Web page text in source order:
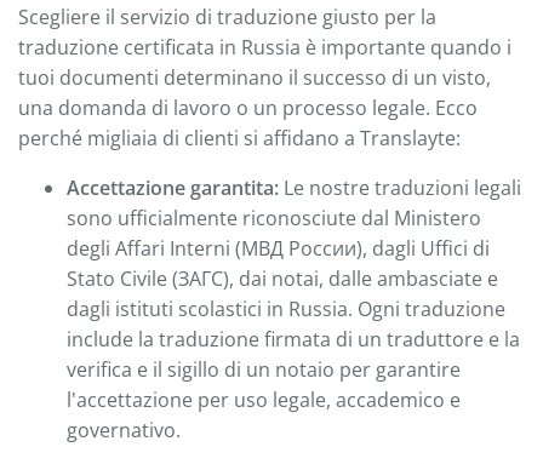
Scegliere il servizio di traduzione giusto per la
traduzione certificata in Russia è importante quando i
tuoi documenti determinano il successo di un visto,
una domanda di lavoro o un processo legale. Ecco
perché migliaia di clienti si affidano a Translayte:
Accettazione garantita: Le nostre traduzioni legali
sono ufficialmente riconosciute dal Ministero
degli Affari Interni (МВД России), dagli Uffici di
Stato Civile (ЗАГС), dai notai, dalle ambasciate e
dagli istituti scolastici in Russia. Ogni traduzione
include la traduzione firmata di un traduttore e la
verifica e il sigillo di un notaio per garantire
l'accettazione per uso legale, accademico e
governativo.